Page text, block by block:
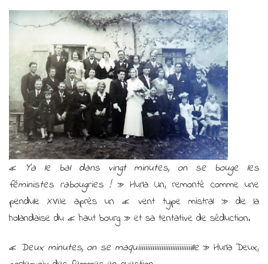
voilà
l’étéééééé !
« Y’a le bal dans vingt minutes, on se bouge les
féministes rabougries ! » Hurla Un, remonté comme une
pendule XVIIe après un « vent type mistral » de la
hollandaise du « haut bourg » et sa tentative de séduction.
« Deux minutes, on se maquiiiiiiiiiiiiiiiiiiiiiiiiiiiiiille » Hurla Deux,